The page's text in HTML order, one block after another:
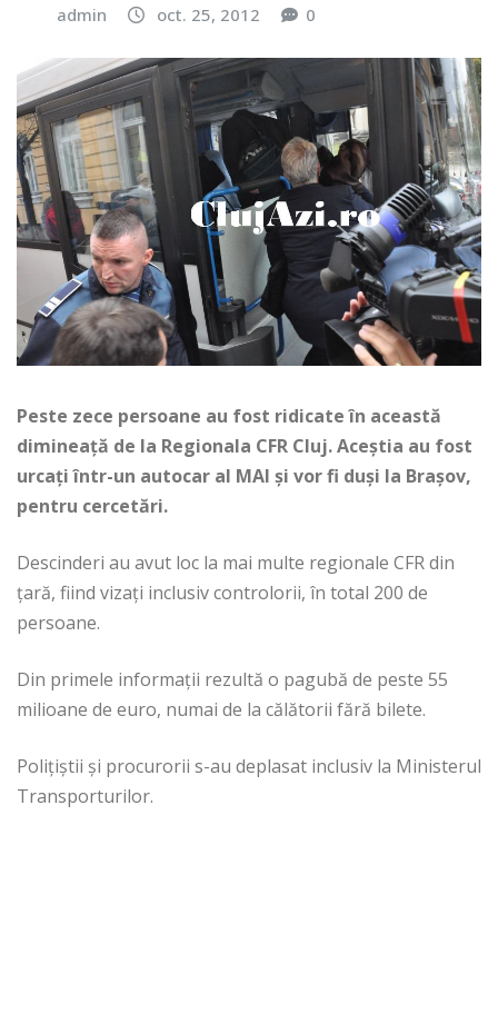
admin oct. 25, 2012 0
Peste zece persoane au fost ridicate în această
dimineaţă de la Regionala CFR Cluj. Aceştia au fost
urcaţi într-un autocar al MAI şi vor fi duşi la Braşov,
pentru cercetări.
Descinderi au avut loc la mai multe regionale CFR din
ţară, fiind vizaţi inclusiv controlorii, în total 200 de
persoane.
Din primele informaţii rezultă o pagubă de peste 55
milioane de euro, numai de la călătorii fără bilete.
Poliţiştii şi procurorii s-au deplasat inclusiv la Ministerul
Transporturilor.